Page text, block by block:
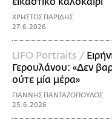
ΧΡΗΣΤΟΣ ΠΑΡΙΔΗΣ
27.6.2026
LIFO Portraits /
Γερουλάνου: «Δεν
ούτε μία μέρα»
ΓΙΑΝΝΗΣ ΠΑΝΤΑΖΟΠΟΥΛΟΣ
25.6.2026